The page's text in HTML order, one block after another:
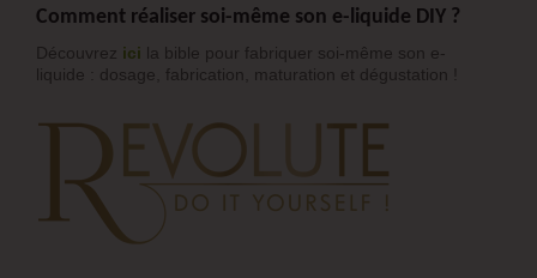
Comment réaliser soi-même son e-liquide DIY ?
Découvrez ici la bible pour fabriquer soi-même son e-
liquide : dosage, fabrication, maturation et dégustation !